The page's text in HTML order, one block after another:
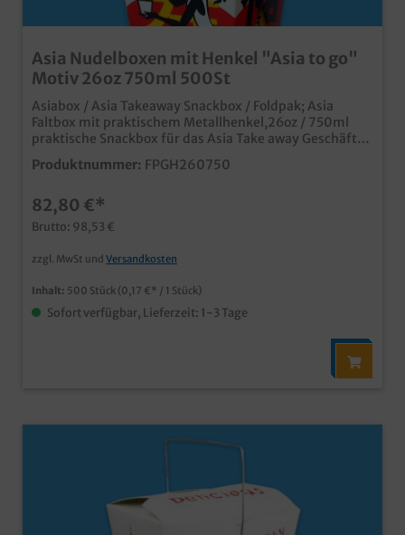
Asia Nudelboxen mit Henkel "Asia to go"
Motiv 26oz 750ml 500St
Asiabox / Asia Takeaway Snackbox / Foldpak; Asia
Faltbox mit praktischem Metallhenkel,26oz / 750ml
praktische Snackbox für das Asia Take away Geschäft
Modernes Asia Neutralmotiv aus stabilem
beschichtetem Papier, fettdicht und
Frühlingsrollen, usw. schon ab 50.000 Stück mit Ihrem
individuellen Motiv bedruckbar
Produktnummer: FPGH260750
82,80 €*
Brutto: 98,53 €
zzgl. MwSt und Versandkosten
Inhalt: 500 Stück (0,17 €* / 1 Stück)
Sofort verfügbar, Lieferzeit: 1-3 Tage